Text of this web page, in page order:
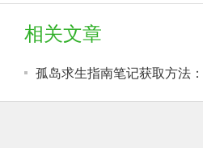
相关文章
孤岛求生指南笔记获取方法